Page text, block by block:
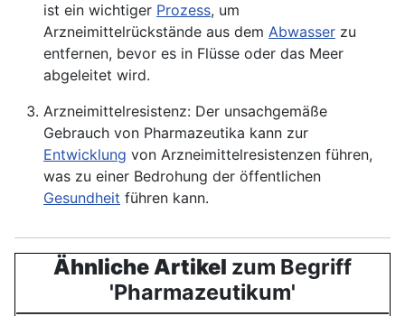
ist ein wichtiger Prozess, um
Arzneimittelrückstände aus dem Abwasser zu
entfernen, bevor es in Flüsse oder das Meer
abgeleitet wird.
Arzneimittelresistenz: Der unsachgemäße
Gebrauch von Pharmazeutika kann zur
Entwicklung von Arzneimittelresistenzen führen,
was zu einer Bedrohung der öffentlichen
Gesundheit führen kann.
Ähnliche Artikel zum Begriff
'Pharmazeutikum'